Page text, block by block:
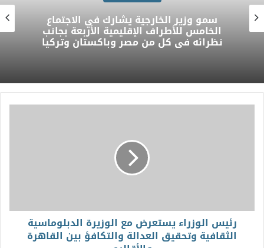
سمو وزير الخارجية يشارك في الاجتماع
الخامس للأطراف الإقليمية الأربعة بجانب
نظرائه في كل من مصر وباكستان وتركيا
رئيس الوزراء يستعرض مع الوزيرة الدبلوماسية
الثقافية وتحقيق العدالة والتكافؤ بين القاهرة